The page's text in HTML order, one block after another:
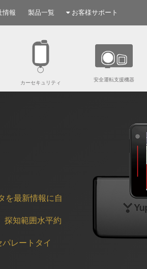
情報 製品一覧 お客様サポート
カーセキュリティ
安全運転支援機器
を最新情報に自
探知範囲水平約
レートタイ